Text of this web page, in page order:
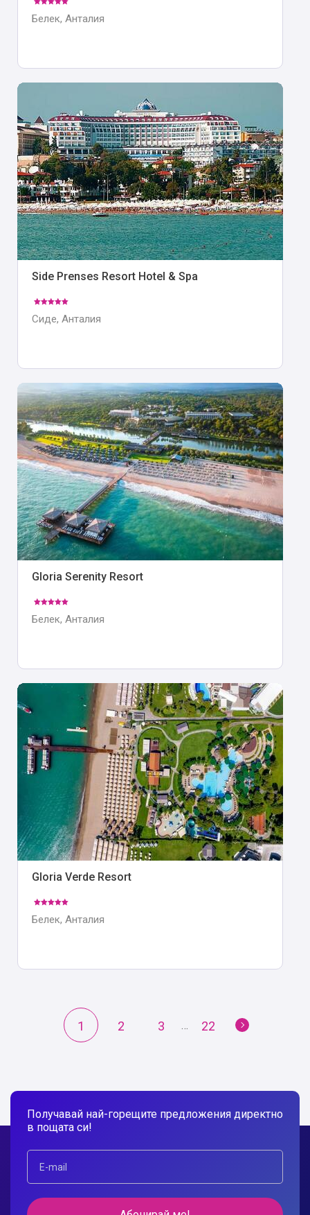
Белек, Анталия
Side Prenses Resort Hotel & Spa
Сиде, Анталия
Gloria Serenity Resort
Белек, Анталия
Gloria Verde Resort
Белек, Анталия
1 2 3 22
Получавай най-горещите предложения директно
в пощата си!